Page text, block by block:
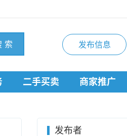
索 发布信息
二手买卖 商家推广
发布者